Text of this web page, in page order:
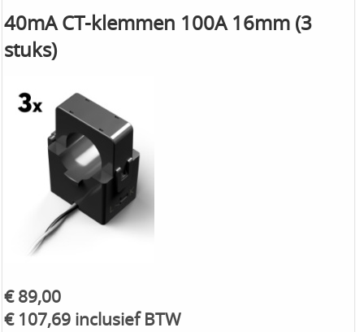
40mA CT-klemmen 100A 16mm (3
stuks)
€ 89,00
€ 107,69 inclusief BTW